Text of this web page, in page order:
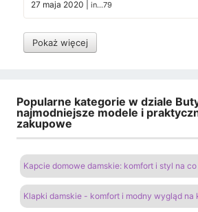
27 maja 2020 in...79
Pokaż więcej
Popularne kategorie w dziale
najmodniejsze modele i
zakupowe
Kapcie domowe damskie: komfort i styl na
Klapki damskie - komfort i modny wygląd na